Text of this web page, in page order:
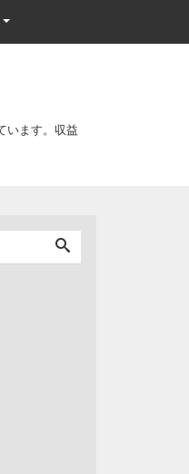
います。収益